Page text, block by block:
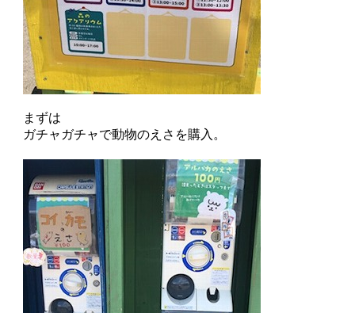
まずは
ガチャガチャで動物のえさを購入。